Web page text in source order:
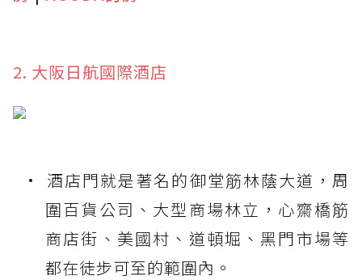
2. 大阪日航國際酒店
酒店門就是著名的御堂筋林蔭大道，周
圍百貨公司、大型商場林立，心齋橋筋
商店街、美國村、道頓堀、黑門市場等
都在徒步可至的範圍內。